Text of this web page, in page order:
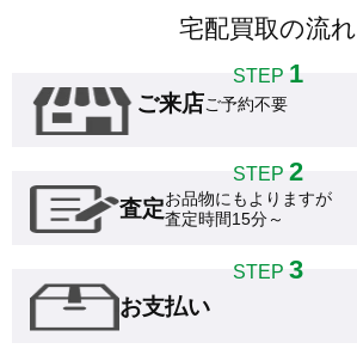
宅配買取の流れ
STEP 1
ご来店ご予約不要
STEP 2
査定お品物にもよりますが
査定時間15分～
STEP 3
お支払い